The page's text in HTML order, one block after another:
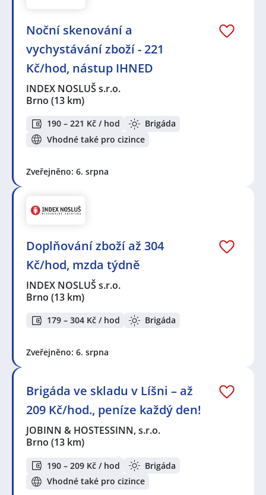
Noční skenování a
vychystávání zboží - 221
Kč/hod, nástup IHNED
INDEX NOSLUŠ s.r.o.
Brno (13 km)
190 – 221 Kč / hod
Brigáda
Vhodné také pro cizince
Zveřejněno: 6. srpna
Doplňování zboží až 304
Kč/hod, mzda týdně
INDEX NOSLUŠ s.r.o.
Brno (13 km)
179 – 304 Kč / hod Brigáda
Zveřejněno: 6. srpna
Brigáda ve skladu v Líšni – až
209 Kč/hod., peníze každý den!
JOBINN & HOSTESSINN, s.r.o.
Brno (13 km)
190 – 209 Kč / hod
Brigáda
Vhodné také pro cizince